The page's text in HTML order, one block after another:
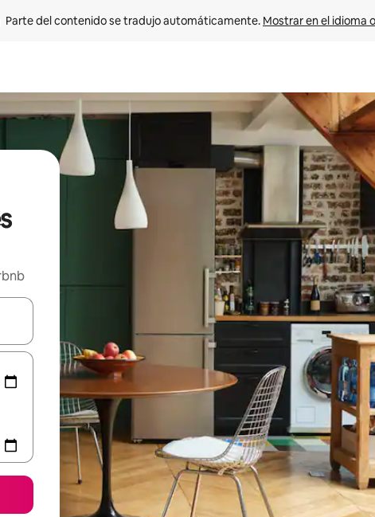
Parte del contenido se tradujo automáticamente. Mostrar en el idioma
navegar usando las teclas de las flechas hacia arriba y hacia abajo, o